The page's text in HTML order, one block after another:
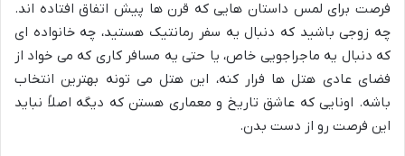
فرصت برای لمس داستان هایی که قرن ها پیش اتفاق افتاده اند.
چه زوجی باشید که دنبال یه سفر رمانتیک هستید، چه خانواده ای
که دنبال یه ماجراجویی خاص، یا حتی یه مسافر کاری که می خواد از
فضای عادی هتل ها فرار کنه، این هتل می تونه بهترین انتخاب
باشه. اونایی که عاشق تاریخ و معماری هستن که دیگه اصلاً نباید
این فرصت رو از دست بدن.